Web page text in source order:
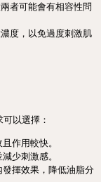
者可能會有相容性問
度，以免過度刺激肌
以選擇：
作用較快。
少刺激感。
發揮效果，降低油脂分